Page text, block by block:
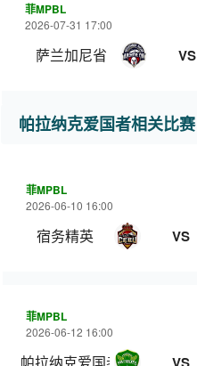
菲MPBL
2026-07-31 17:00
萨兰加尼省 VS
帕拉纳克爱国者相关比赛
菲MPBL
2026-06-10 16:00
宿务精英 VS
菲MPBL
2026-06-12 16:00